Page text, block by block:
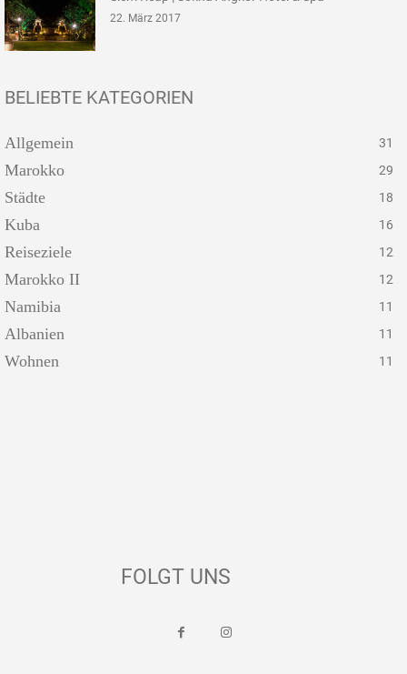
22. März 2017
BELIEBTE KATEGORIEN
Allgemein 31
Marokko 29
Städte 18
Kuba 16
Reiseziele 12
Marokko II 12
Namibia 11
Albanien 11
Wohnen 11
FOLGT UNS